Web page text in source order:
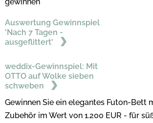
Auswertung Gewinnspiel
'Nach 7 Tagen -
ausgeflittert'
weddix-Gewinnspiel: Mit
OTTO auf Wolke sieben
schweben
Gewinnen Sie ein elegantes Futon-Bett
Zubehör im Wert von 1.200 EUR - für